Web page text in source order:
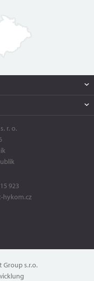
r. o.
923
hykom.cz
Group s.r.o.